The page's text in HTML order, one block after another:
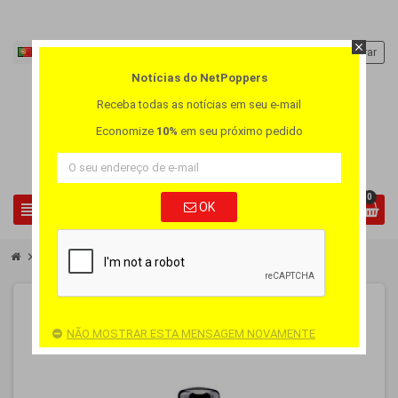
view_headline
Entrar
0
chevron_right chevron_right Lubrificante de silicone original Pjur
close
Notícias do NetPoppers
Receba todas as notícias em seu e-mail
Economize 10% em seu próximo pedido
OK
NÃO MOSTRAR ESTA MENSAGEM NOVAMENTE